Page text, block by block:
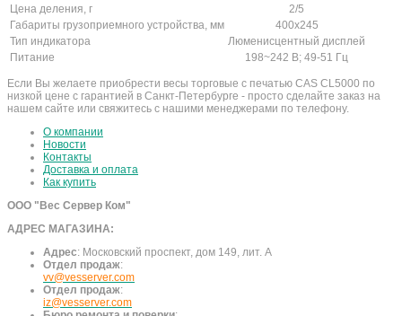
Цена деления, г
2/5
Габариты грузоприемного устройства, мм
400х245
Тип индикатора
Люменисцентный дисплей
Питание
198~242 В; 49-51 Гц
Если Вы желаете приобрести весы торговые с печатью CAS CL5000 по
низкой цене с гарантией в Санкт-Петербурге - просто сделайте заказ на
нашем сайте или свяжитесь с нашими менеджерами по телефону.
О компании
Новости
Контакты
Доставка и оплата
Как купить
ООО "Вес Сервер Ком"
АДРЕС МАГАЗИНА:
Адрес: Московский проспект, дом 149, лит. А
Отдел продаж:
vv@vesserver.com
Отдел продаж:
iz@vesserver.com